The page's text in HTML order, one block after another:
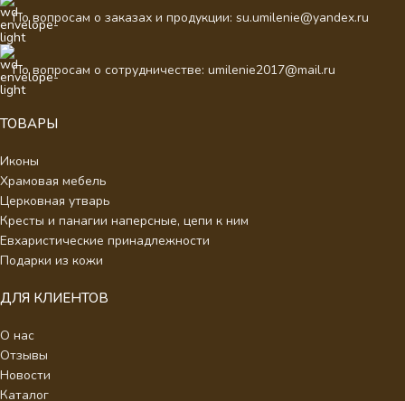
По вопросам о заказах и продукции: su.umilenie@yandex.ru
По вопросам о сотрудничестве: umilenie2017@mail.ru
ТОВАРЫ
Иконы
Храмовая мебель
Церковная утварь
Кресты и панагии наперсные, цепи к ним
Евхаристические принадлежности
Подарки из кожи
ДЛЯ КЛИЕНТОВ
О нас
Отзывы
Новости
Каталог